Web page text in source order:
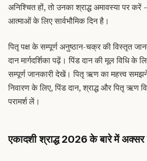
अनिश्चित हों, तो उनका श्राद्ध अमावस्या पर
आत्माओं के लिए सार्वभौमिक दिन है।
पितृ पक्ष के सम्पूर्ण अनुष्ठान-चक्र की विस्तृत
दान मार्गदर्शिका पढ़ें। पिंड दान की मूल विधि के
सम्पूर्ण जानकारीदेखें। पितृ ऋण का महत्त्व समझने
निवारण के लिए, पिंड दान, श्राद्ध और पितृ ऋण
परामर्श लें।
एकादशी श्राद्ध 2026 के बारे में